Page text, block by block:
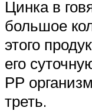
Цинка в
большое
этого
его
РР
треть.